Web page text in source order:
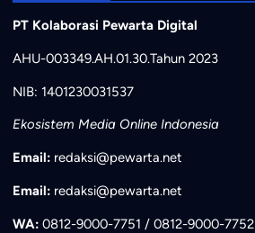
PT Kolaborasi Pewarta Digital
AHU-003349.AH.01.30.Tahun 2023
NIB: 1401230031537
Ekosistem Media Online Indonesia
Email: redaksi@pewarta.net
Email: redaksi@pewarta.net
WA:0812-9000-7751 / 0812-9000-7752